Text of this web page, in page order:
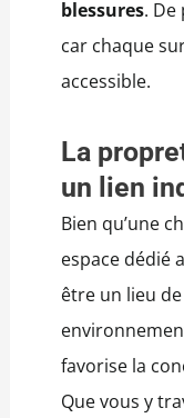
blessures. De
car chaque
accessible.
La
un lien
Bien qu’une
espace dédié
être un lieu
favorise la
Que vous y